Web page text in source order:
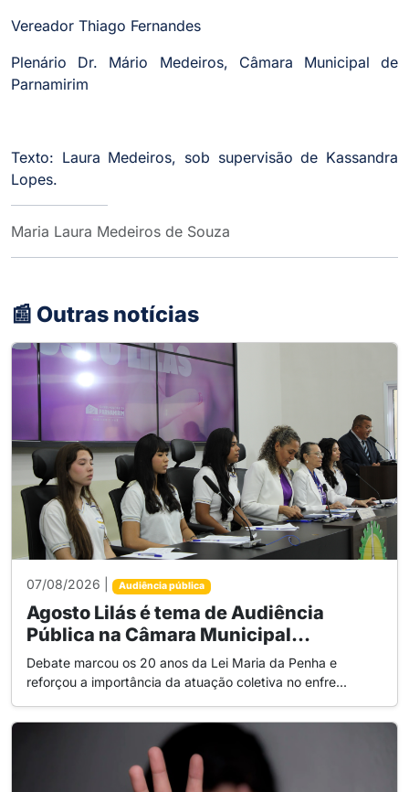
Vereador Thiago Fernandes
Plenário Dr. Mário Medeiros, Câmara Municipal de
Parnamirim
Texto: Laura Medeiros, sob supervisão de Kassandra
Lopes.
Maria Laura Medeiros de Souza
📰 Outras notícias
07/08/2026 | Audiência pública
Agosto Lilás é tema de Audiência
Pública na Câmara Municipal...
Debate marcou os 20 anos da Lei Maria da Penha e
reforçou a importância da atuação coletiva no enfre...